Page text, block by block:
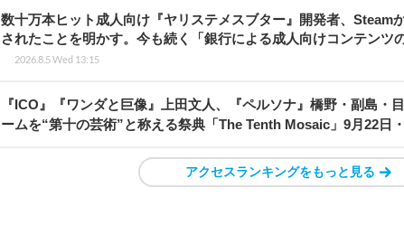
数十万本ヒット成人向け『ヤリステメスブター』開発者、Steam
されたことを明かす。今も続く「銀行による成人向けコンテンツ
2026.8.5 Wed 13:15
『ICO』『ワンダと巨像』上田文人、『ペルソナ』橋野・副島・
ームを“第十の芸術”と称える祭典「The Tenth Mosaic」9月22日
アクセスランキングをもっと見る